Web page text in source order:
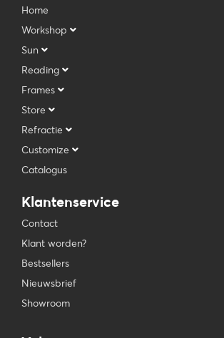
Home
Workshop
Sun
Reading
Frames
Store
Refractie
Customize
Catalogus
Klantenservice
Contact
Klant worden?
Bestsellers
Nieuwsbrief
Showroom